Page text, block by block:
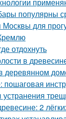
популярны
для
отдохнуть
в
деревянном
2